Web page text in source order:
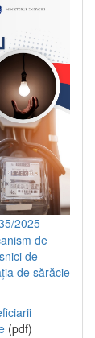
2025
de
de
de sărăcie
(pdf)